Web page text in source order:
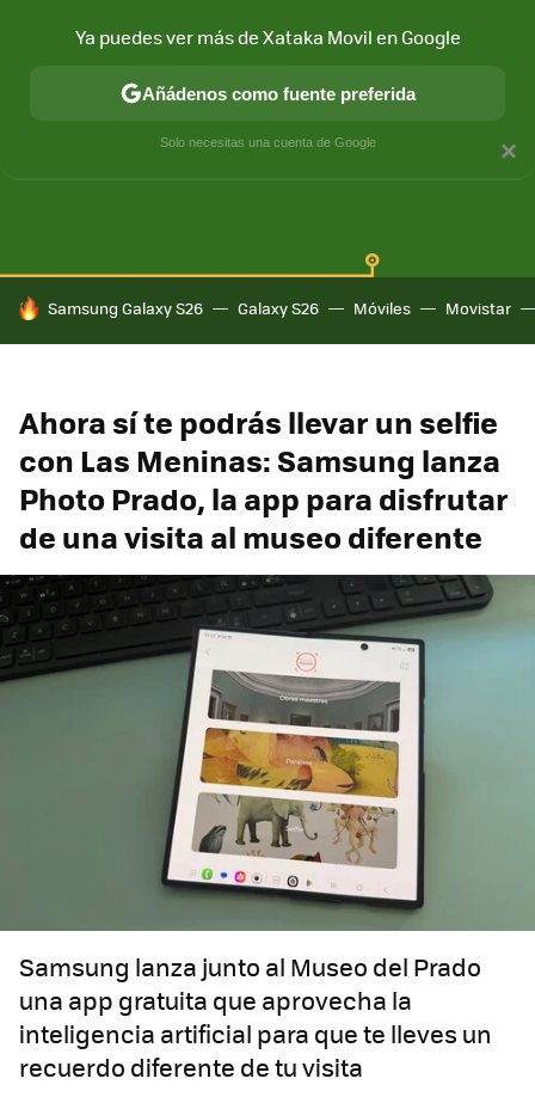
HOY SE HABLA DE
Samsung Galaxy S26 Galaxy S26 Móviles Movistar
Ahora sí te podrás llevar un selfie
con Las Meninas: Samsung lanza
Photo Prado, la app para disfrutar
de una visita al museo diferente
Samsung lanza junto al Museo del Prado
una app gratuita que aprovecha la
inteligencia artificial para que te lleves un
recuerdo diferente de tu visita
×
Ya puedes ver más de Xataka Movil en Google
Añádenos como fuente preferida
Solo necesitas una cuenta de Google